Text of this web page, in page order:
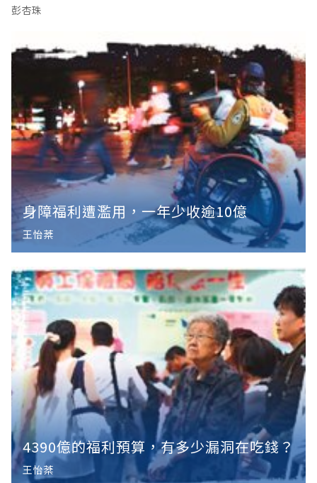
經濟萎靡不振，誰敢亂花政府的預算，就成為全民公
浪費公帑的好時機。令人意外的是，2012年的預算審查
彭杏珠
身障福利遭濫用，一年少收逾10億
王怡棻
4390億的福利預算，有多少漏洞在吃錢？
王怡棻